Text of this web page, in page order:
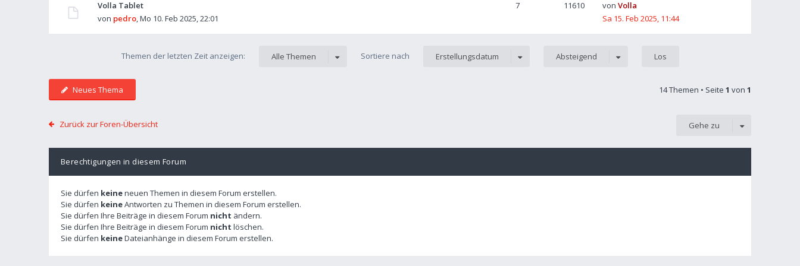
Volla Tablet
von pedro,Mo 10. Feb 2025, 22:01
7 11610 von Volla
Sa 15. Feb 2025, 11:44
Themen der letzten Zeit anzeigen: Alle Themen Sortiere nach Erstellungsdatum Absteigend
Neues Thema 14 Themen • Seite 1 von 1
Zurück zur Foren-Übersicht Gehe zu
Berechtigungen in diesem Forum
Sie dürfen keineneuen Themen in diesem Forum erstellen.
Sie dürfen keineAntworten zu Themen in diesem Forum erstellen.
Sie dürfen Ihre Beiträge in diesem Forum nicht ändern.
Sie dürfen Ihre Beiträge in diesem Forum nicht löschen.
Sie dürfen keineDateianhänge in diesem Forum erstellen.